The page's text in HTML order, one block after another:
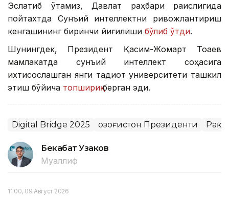
Эслатиб ўтамиз, Давлат раҳбари раислигида
пойтахтда Сунъий интеллектни ривожлантириш
кенгашининг биринчи йиғилиши бўлиб ўтди.
Шунингдек, Президент Қасим-Жомарт Тоқаев
мамлакатда сунъий интеллект соҳасига
ихтисослашган янги тадқиқот университети ташкил
этиш бўйича топшириқберган эди.
Digital Bridge 2025 Қозоғистон Президенти
Бекабат Узаков
Муаллиф
11:00, 09 Август 2026